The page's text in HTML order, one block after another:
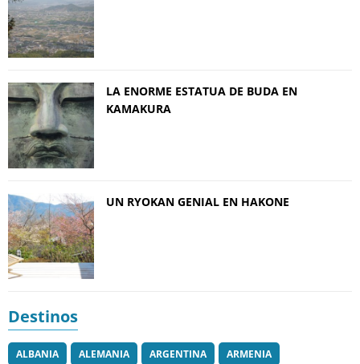
LA ENORME ESTATUA DE BUDA EN
KAMAKURA
UN RYOKAN GENIAL EN HAKONE
Destinos
ALBANIA ALEMANIA ARGENTINA
ARMENIA